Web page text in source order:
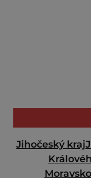
Jihočeský kraj